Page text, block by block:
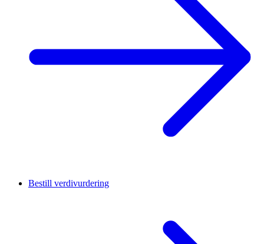
Bestill verdivurdering